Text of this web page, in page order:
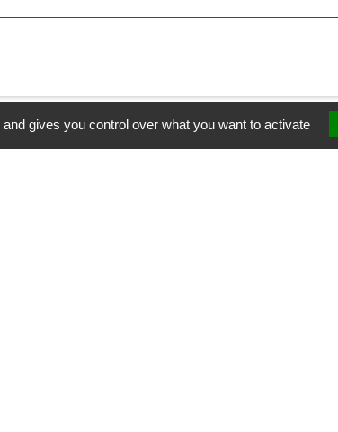
gives you control over what you want to activate